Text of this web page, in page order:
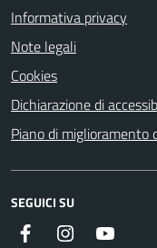
Informativa privacy
Note legali
Cookies
Dichiarazione di
Piano di miglioramento
SEGUICI SU
Facebook Instagram